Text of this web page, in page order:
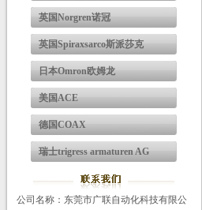
英国Norgren诺冠
英国Spiraxsarco斯派莎克
日本Omron欧姆龙
美国ACE
德国COAX
瑞士trigress armaturen AG
公司名称：东莞市广联自动化科技有限公